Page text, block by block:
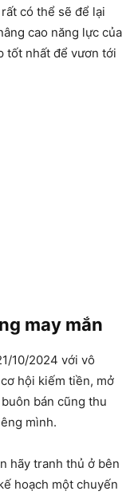
có thể sẽ để lại
cao năng lực của
tốt nhất để vươn tới
may mắn
10/2024 với vô
hội kiếm tiền, mở
bán cũng thu
mình.
hãy tranh thủ ở bên
hoạch một chuyến